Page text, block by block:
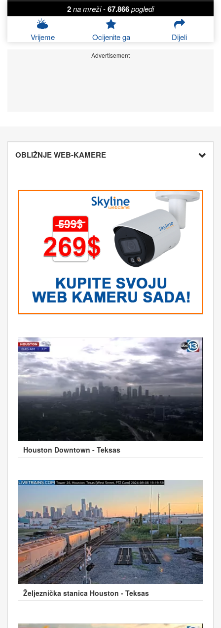
2na mreži-67.866pogledi
Vrijeme Ocijenite ga Dijeli
Advertisement
OBLIŽNJE WEB-KAMERE
Houston Downtown - Teksas
Željeznička stanica Houston - Teksas